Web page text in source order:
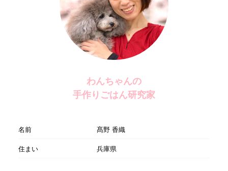
わんちゃんの
手作りごはん研究家
名前
髙野 香織
住まい
兵庫県